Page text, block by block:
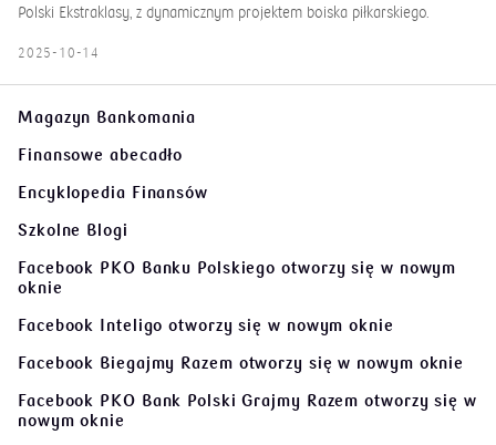
Polski Ekstraklasy, z dynamicznym projektem boiska piłkarskiego.
2025-10-14
Magazyn Bankomania
Finansowe abecadło
Encyklopedia Finansów
Szkolne Blogi
Facebook PKO Banku Polskiego otworzy się w nowym
oknie
Facebook Inteligo otworzy się w nowym oknie
Facebook Biegajmy Razem otworzy się w nowym oknie
Facebook PKO Bank Polski Grajmy Razemotworzy się w
nowym oknie